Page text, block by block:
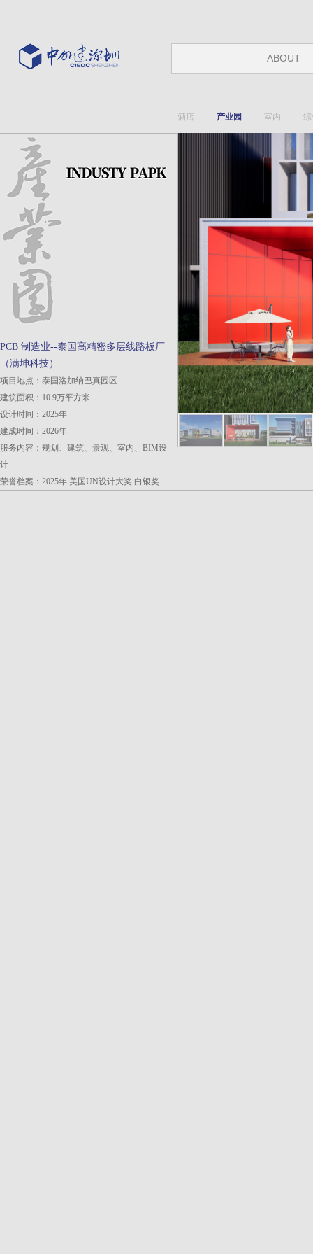
ABOUT
PCB 制造业--泰国高精密多层线路板厂
（满坤科技）
项目地点：泰国洛加纳巴真园区
建筑面积：10.9万平方米
设计时间：2025年
建成时间：2026年
服务内容：规划、建筑、景观、室内、BIM设
计
荣誉档案：2025年 美国UN设计大奖 白银奖
酒店 产业园 室内